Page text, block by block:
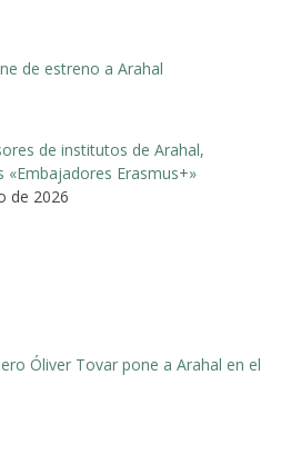
de estreno a Arahal
de institutos de Arahal,
«Embajadores Erasmus+»
de 2026
Óliver Tovar pone a Arahal en el